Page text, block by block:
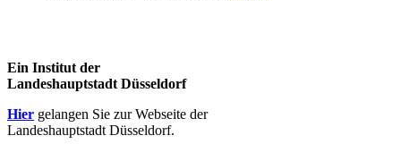
Ein Institut der
Landeshauptstadt Düsseldorf
Hier gelangen Sie zur Webseite der
Landeshauptstadt Düsseldorf.